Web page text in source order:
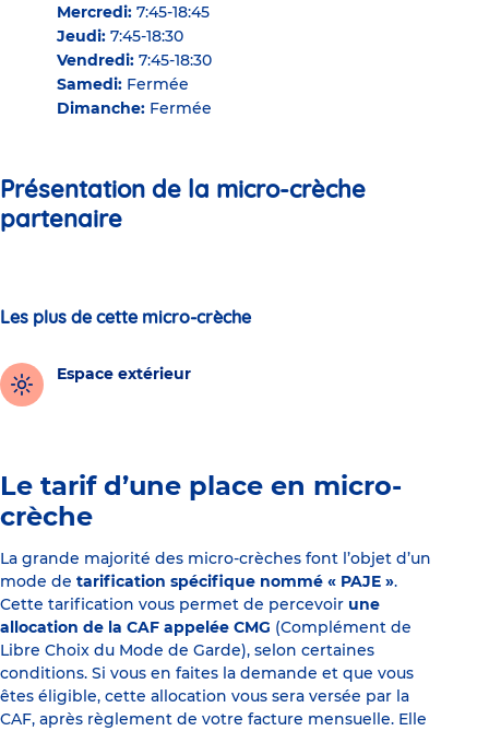
Mercredi: 7:45-18:45
Jeudi: 7:45-18:30
Vendredi: 7:45-18:30
Samedi: Fermée
Dimanche: Fermée
Présentation de la micro-crèche
partenaire
Les plus de cette micro-crèche
Espace extérieur
Le tarif d’une place en micro-
crèche
La grande majorité des micro-crèches font l’objet d’un
mode de tarification spécifique nommé « PAJE ».
Cette tarification vous permet de percevoir une
allocation de la CAF appelée CMG (Complément de
Libre Choix du Mode de Garde), selon certaines
conditions. Si vous en faites la demande et que vous
êtes éligible, cette allocation vous sera versée par la
CAF, après règlement de votre facture mensuelle. Elle